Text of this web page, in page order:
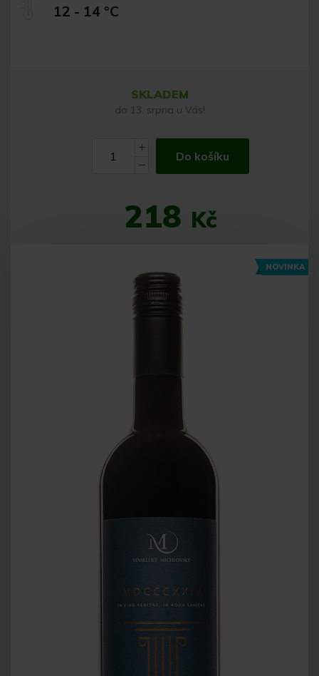
12 - 14 °C
SKLADEM
do 13. srpna u Vás!
Do košíku
218 Kč
NOVINKA